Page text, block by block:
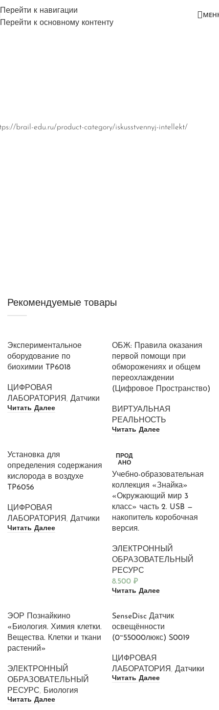
Перейти к навигации
Перейти к основному контенту
brail-edu.ru/product-category/iskusstvennyj-intellekt/
Тренажер «Публичные выступления с
Рекомендуемые товары
Экспериментальное
оборудование по
биохимии TP6018
ЦИФРОВАЯ
ЛАБОРАТОРИЯ , Датчики
Читать Далее
ОБЖ: Правила оказания
первой помощи при
обморожениях и общем
переохлаждении
(Цифровое Пространство)
ВИРТУАЛЬНАЯ
РЕАЛЬНОСТЬ
Читать Далее
Установка для
определения содержания
кислорода в воздухе
TP6056
ЦИФРОВАЯ
ЛАБОРАТОРИЯ , Датчики
Читать Далее
ПРОД
АНО
Учебно-образовательная
коллекция «Знайка»
«Окружающий мир 3
класс» часть 2. USB —
накопитель коробочная
версия.
ЭЛЕКТРОННЫЙ
ОБРАЗОВАТЕЛЬНЫЙ
РЕСУРС
8.500 ₽
Читать Далее
ЭОР Познайкино
«Биология. Химия клетки.
Вещества. Клетки и ткани
растений»
ЭЛЕКТРОННЫЙ
ОБРАЗОВАТЕЛЬНЫЙ
РЕСУРС, Биология
Читать Далее
SenseDisc Датчик
освещённости
(0~55000люкс) S0019
ЦИФРОВАЯ
ЛАБОРАТОРИЯ , Датчики
Читать Далее